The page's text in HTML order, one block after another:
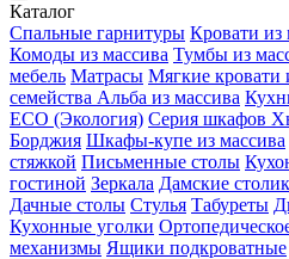
Каталог
Спальные гарнитуры Кровати из
Комоды из массива Тумбы из
мебель Матрасы Мягкие кровати
семейства Альба из массива
ECO (Экология) Серия шкафов
Борджия Шкафы-купе из массива
стяжкой Письменные столы
гостиной Зеркала Дамские
Дачные столы Стулья Табуреты
Кухонные уголки
механизмы Ящики подкроватные